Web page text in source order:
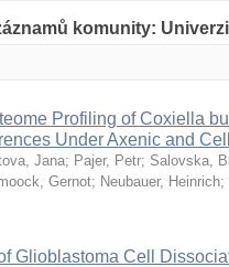
komunity:
Profiling of Coxiella
Under Axenic and
Jana; Pajer, Petr; Salovska,
Gernot; Neubauer, Heinrich;
Glioblastoma Cell